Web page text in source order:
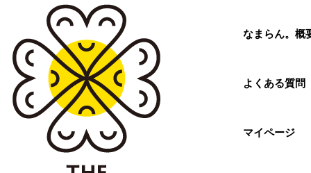
なまらん。概
よくある質問
マイページ